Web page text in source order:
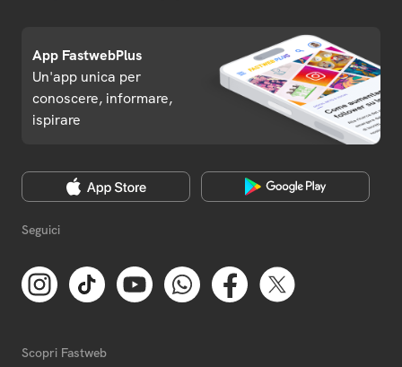
App FastwebPlus
Un'app unica per
conoscere, informare,
ispirare
Seguici
Scopri Fastweb